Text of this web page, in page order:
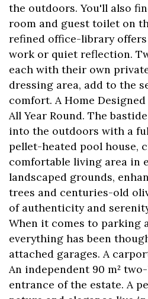
the outdoors. You'll also
room and guest toilet on
refined office-library
work or quiet reflection.
each with their own
dressing area, add to the
comfort. A Home
All Year Round. The
into the outdoors with a
pellet-heated pool house,
comfortable living area in
landscaped grounds,
trees and centuries-old
of authenticity and
When it comes to parking
everything has been
attached garages. A
An independent 90 m²
entrance of the estate. A